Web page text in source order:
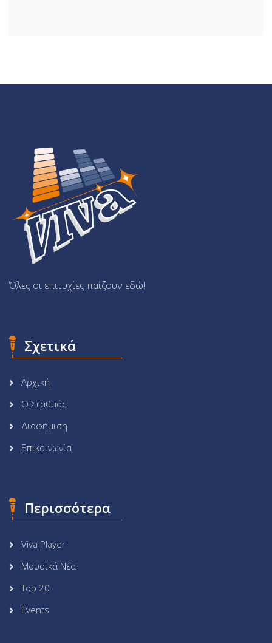
Όλες οι επιτυχίες παίζουν εδώ!
Σχετικά
Αρχική
Ο Σταθμός
Διαφήμιση
Επικοινωνία
Περισσότερα
Viva Player
Μουσικά Νέα
Top 20
Events